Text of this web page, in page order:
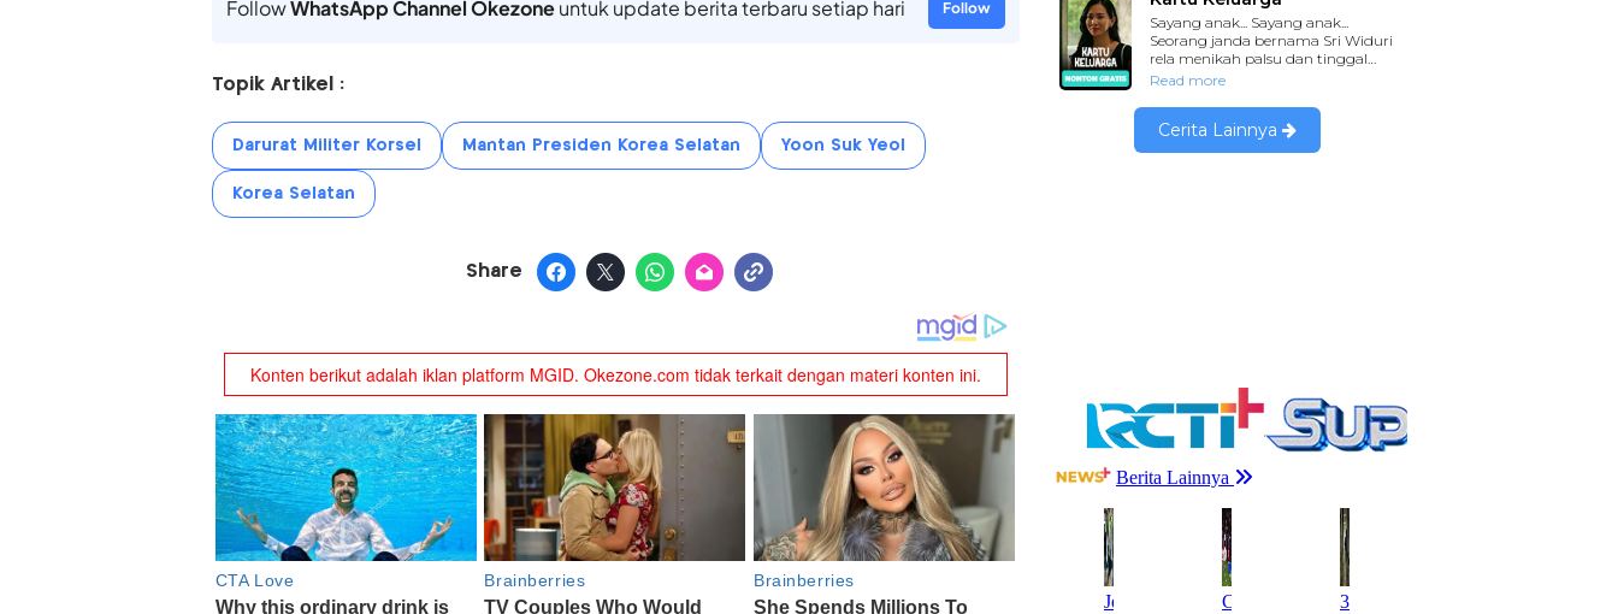
FollowWhatsApp Channel Okezoneuntuk update berita terbaru setiap hari Follow
Topik Artikel :
Darurat Militer Korsel Mantan Presiden Korea Selatan Yoon Suk Yeol
Korea Selatan
Share